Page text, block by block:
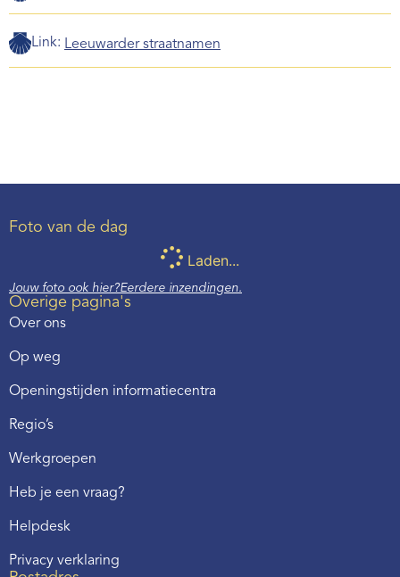
Link: Leeuwarder straatnamen
Foto van de dag
Laden...
Jouw foto ook hier?Eerdere inzendingen.
Overige pagina's
Over ons
Op weg
Openingstijden informatiecentra
Regio’s
Werkgroepen
Heb je een vraag?
Helpdesk
Privacy verklaring